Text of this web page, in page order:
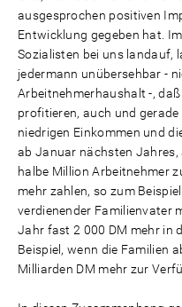
ausgesprochen positiven
Entwicklung gegeben hat.
Sozialisten bei uns landauf,
jedermann unübersehbar -
Arbeitnehmerhaushalt -,
profitieren, auch und
niedrigen Einkommen und
ab Januar nächsten Jahres,
halbe Million Arbeitnehmer
mehr zahlen, so zum
verdienender Familienvater
Jahr fast 2 000 DM mehr in
Beispiel, wenn die Familien
Milliarden DM mehr zur